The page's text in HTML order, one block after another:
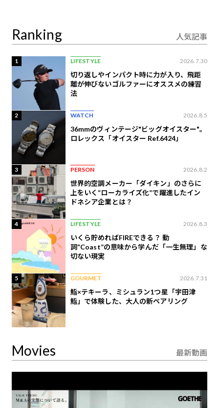
Ranking 人気記事
1 LIFESTYLE 2026.7.30
切り返しやインパクト時に力が入り、飛距
離が伸びないゴルファーにオススメの練習
法
2 WATCH 2026.8.5
36mmのヴィンテージ"ビッグオイスター"。
ロレックス「オイスター Ref.6424」
3 PERSON 2026.8.2
世界的空調メーカー「ダイキン」のさらに
上をいく“ローカライズ化”で躍進したイン
ドネシア企業とは？
4 LIFESTYLE 2026.8.3
いくら貯めればFIREできる？ 動
詞“Coast”の意味から学んだ「一生無理」な
切ない現実
5 GOURMET 2026.7.31
鮨×テキーラ、ミシュラン1つ星「宇田津
鮨」で体験した、大人の新ペアリング
Movies 最新動画